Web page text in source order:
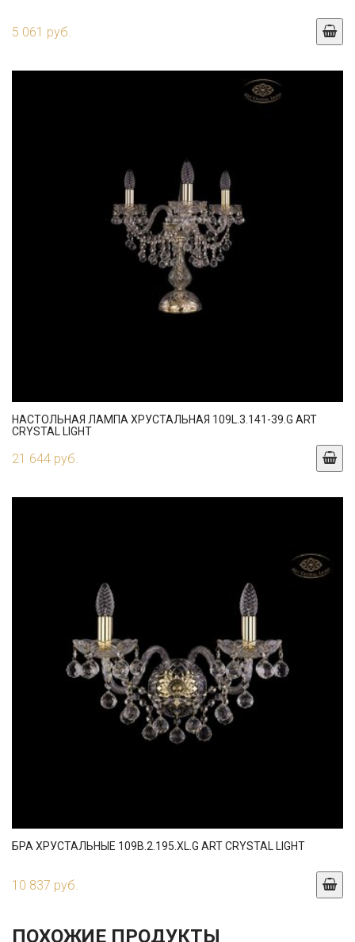
5 061 руб.
НАСТОЛЬНАЯ ЛАМПА ХРУСТАЛЬНАЯ 109L.3.141-39.G ART
CRYSTAL LIGHT
21 644 руб.
БРА ХРУСТАЛЬНЫЕ 109B.2.195.XL.G ART CRYSTAL LIGHT
10 837 руб.
ПОХОЖИЕ ПРОДУКТЫ